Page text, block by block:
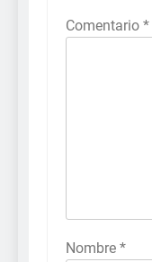
Comentario *
Nombre *